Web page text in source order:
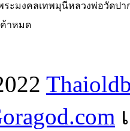
ระมงคลเทพมุนีหลวงพ่อวัดปา
าหมด